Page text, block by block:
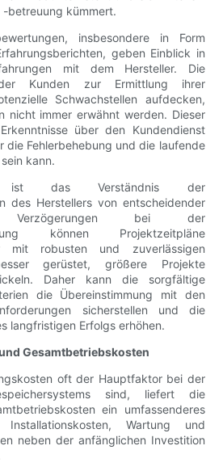
-betreuung kümmert.
insbesondere in Form
geben Einblick in
mit dem Hersteller. Die
Kunden zur Ermittlung ihrer
Schwachstellen aufdecken,
nicht immer erwähnt werden. Dieser
über den Kundendienst
die Fehlerbehebung und die laufende
kann.
ist das Verständnis der
des Herstellers von entscheidender
bei der
können Projektzeitpläne
mit robusten und zuverlässigen
gerüstet, größere Projekte
Daher kann die sorgfältige
die Übereinstimmung mit den
sicherstellen und die
langfristigen Erfolgs erhöhen.
Gesamtbetriebskosten
oft der Hauptfaktor bei der
sind, liefert die
ein umfassenderes
Wartung und
neben der anfänglichen Investition